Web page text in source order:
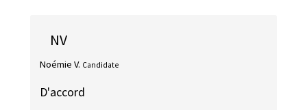
NV
Noémie V. Candidate
D'accord